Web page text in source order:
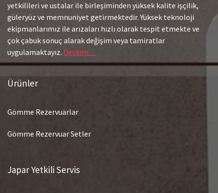
yetkilileri ve ustalar ile birleşiminden yüksek kalite işçilik,
güleryüz ve memnuniyet getirmektedir. Yüksek teknoloji
ekipmanlarımız ile arızaları hızlı olarak tespit etmekte ve
çok çabuk sonuç alarak değişim veya tamiratlar
uygulamaktayız. Devamı…
Ürünler
Gömme Rezervuarlar
Gömme Rezervuar Setler
Japar Yetkili Servis